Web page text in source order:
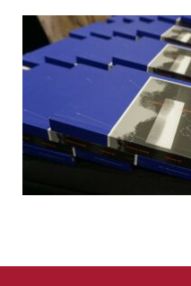
VINCULACIÓN CON EL MEDIO
ALUMNI